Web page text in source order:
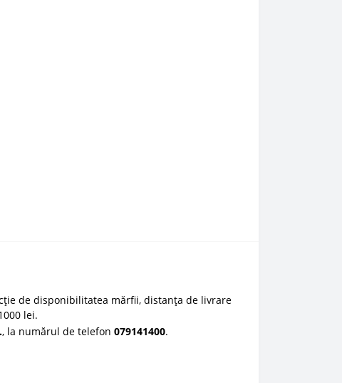
de disponibilitatea mărfii, distanța de livrare
lei.
, la numărul de telefon 079141400.